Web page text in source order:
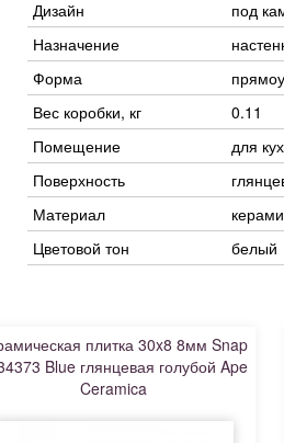
Дизайн
под
Назначение
Форма
Вес коробки, кг
0.11
Помещение
для
Поверхность
Материал
Цветовой тон
белый
плитка 30x8 8мм Snap
Blue глянцевая голубой Ape
Ceramica